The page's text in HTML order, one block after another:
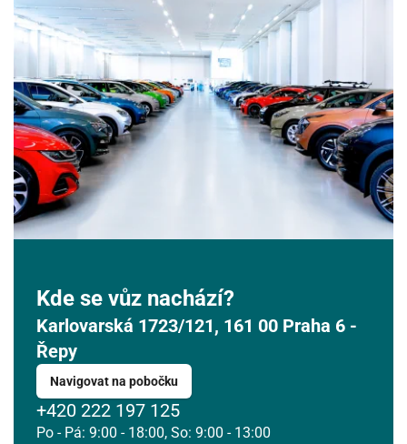
Kde se vůz nachází?
Karlovarská 1723/121, 161 00 Praha 6 -
Řepy
Navigovat na pobočku
+420 222 197 125
Po - Pá: 9:00 - 18:00, So: 9:00 - 13:00
10 11 13 14
17 18 19 20 21 22 23
24 25 26 28 29 30
31 1 5 6